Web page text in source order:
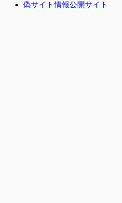
偽サイト情報公開サイト